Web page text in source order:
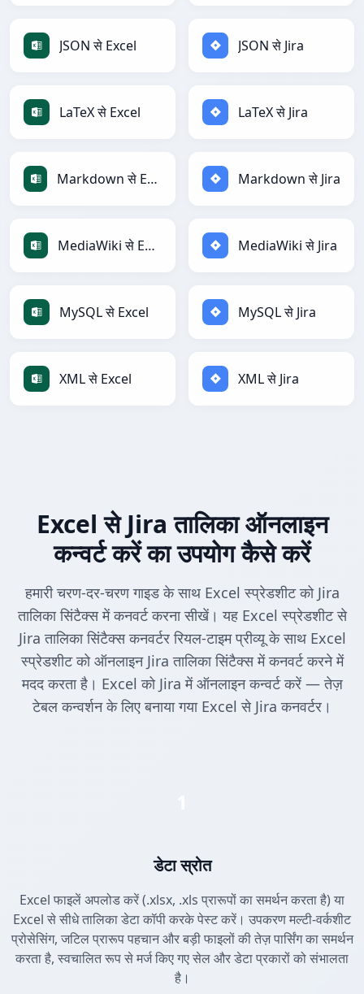
JSON से Excel JSON से Jira
LaTeX से Excel LaTeX से Jira
Markdown से Excel Markdown से Jira
MediaWiki से Excel MediaWiki से Jira
MySQL से Excel MySQL से Jira
XML से Excel XML से Jira
Excel से Jira तालिका ऑनलाइन
कन्वर्ट करें का उपयोग कैसे करें
हमारी चरण-दर-चरण गाइड के साथ Excel स्प्रेडशीट को Jira
तालिका सिंटैक्स में कनवर्ट करना सीखें। यह Excel स्प्रेडशीट से
Jira तालिका सिंटैक्स कनवर्टर रियल-टाइम प्रीव्यू के साथ Excel
स्प्रेडशीट को ऑनलाइन Jira तालिका सिंटैक्स में कनवर्ट करने में
मदद करता है। Excel को Jira में ऑनलाइन कन्वर्ट करें — तेज़
टेबल कन्वर्शन के लिए बनाया गया Excel से Jira कनवर्टर।
डेटा स्रोत
Excel फाइलें अपलोड करें (.xlsx, .xls प्रारूपों का समर्थन करता है) या
Excel से सीधे तालिका डेटा कॉपी करके पेस्ट करें। उपकरण मल्टी-वर्कशीट
प्रोसेसिंग, जटिल प्रारूप पहचान और बड़ी फाइलों की तेज़ पार्सिंग का समर्थन
करता है, स्वचालित रूप से मर्ज किए गए सेल और डेटा प्रकारों को संभालता
है।